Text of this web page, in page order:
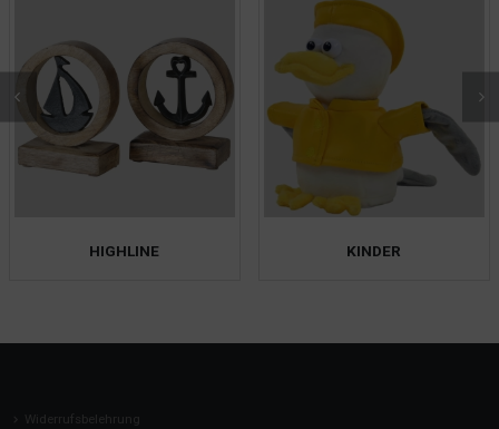
HIGHLINE KINDER
Widerrufsbelehrung